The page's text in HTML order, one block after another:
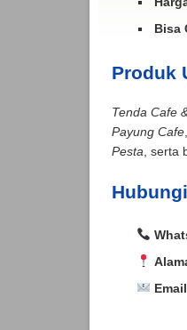
Bisa
Produk
Tenda Cafe
Payung Cafe,
Pesta , serta